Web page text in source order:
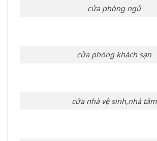
cửa phòng ngủ
cửa phòng khách sạn
cửa nhà vệ sinh,nhà tắm